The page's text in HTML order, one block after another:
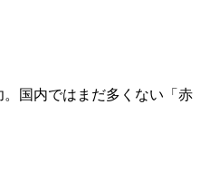
国内ではまだ多くない「赤